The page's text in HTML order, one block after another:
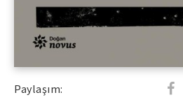
Paylaşım: